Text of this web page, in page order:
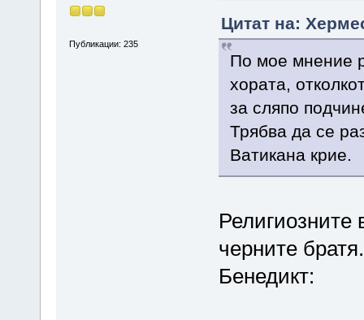
Публикации: 235
Цитат на:
По мое мнение
хората,
за сляпо
Трябва да се
Ватикана крие.
Религиозните
черните
Бенедикт: